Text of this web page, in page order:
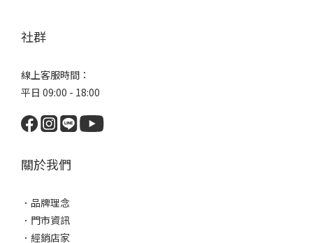
社群
線上客服時間：
平日 09:00 - 18:00
關於我們
． 品牌理念
． 門市資訊
． 經銷店家